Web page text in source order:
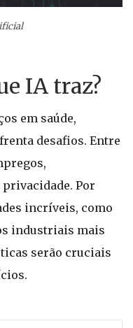
IA traz?
em saúde,
desafios. Entre
Por
incríveis, como
industriais mais
serão cruciais